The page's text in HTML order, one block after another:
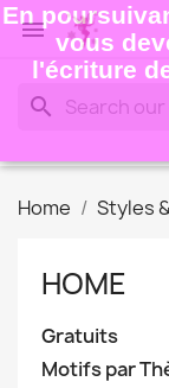
En
vous
l'écriture

search
Home Styles
HOME
Gratuits
Motifs par